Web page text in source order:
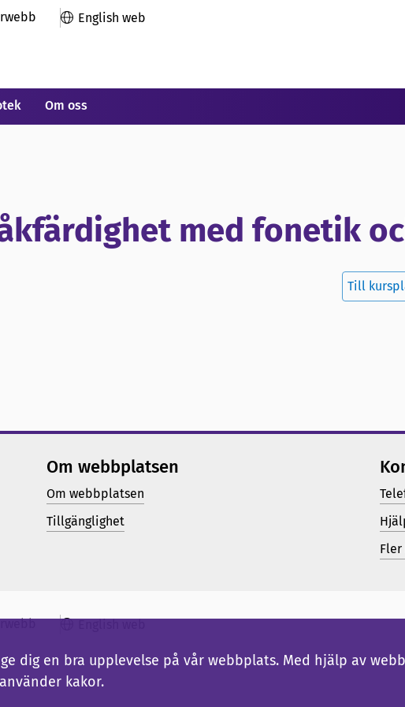
English web
Om oss
med fonetik
Till
Om webbplatsen
Om webbplatsen
Tillgänglighet
dig en bra upplevelse på vår webbplats. Med hjälp av
kakor.